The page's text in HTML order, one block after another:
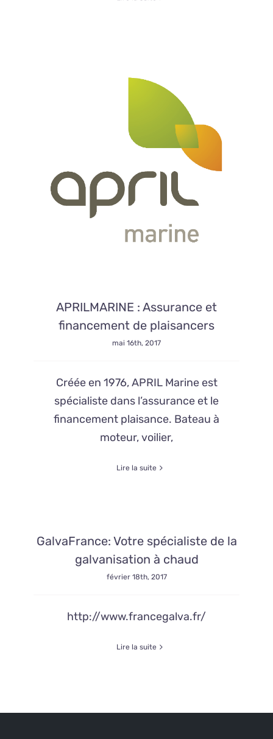
APRILMARINE : Assurance et
financement de plaisancers
mai 16th, 2017
Créée en 1976, APRIL Marine est
spécialiste dans l’assurance et le
financement plaisance. Bateau à
moteur, voilier,
Lire la suite
GalvaFrance: Votre spécialiste de la
galvanisation à chaud
février 18th, 2017
http://www.francegalva.fr/
Lire la suite